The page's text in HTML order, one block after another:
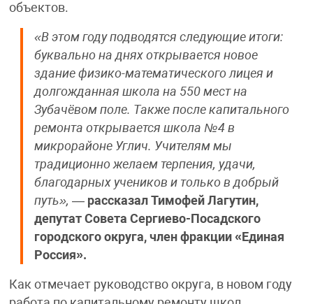
объектов.
«В этом году подводятся следующие итоги:
буквально на днях открывается новое
здание физико-математического лицея и
долгожданная школа на 550 мест на
Зубачёвом поле. Также после капитального
ремонта открывается школа №4 в
микрорайоне Углич. Учителям мы
традиционно желаем терпения, удачи,
благодарных учеников и только в добрый
путь», — рассказал Тимофей Лагутин,
депутат Совета Сергиево-Посадского
городского округа, член фракции «Единая
Россия».
Как отмечает руководство округа, в новом году